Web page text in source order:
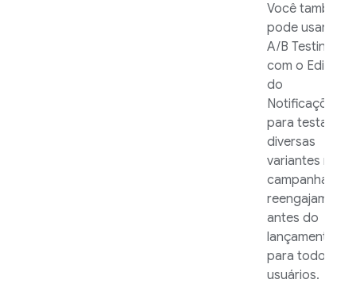
Você também
pode usar o
A/B Testing
com o Editor
do
Notificações
para testar
diversas
variantes na
campanha de
reengajamento
antes do
lançamento
para todos os
usuários.